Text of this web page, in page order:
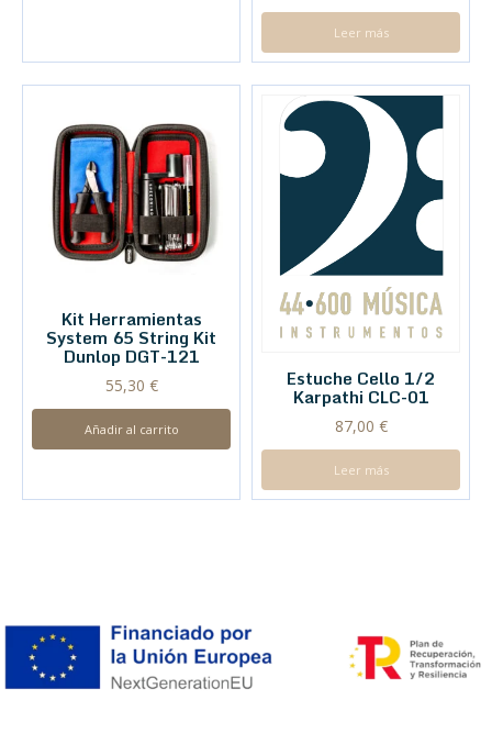
Leer más
Kit Herramientas
System 65 String Kit
Dunlop DGT-121
55,30 €
Añadir al carrito
Estuche Cello 1/2
Karpathi CLC-01
87,00 €
Leer más